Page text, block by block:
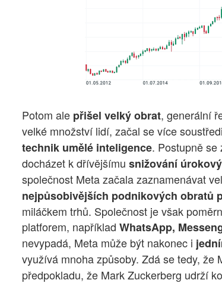
Potom ale přišel velký obrat, generální
velké množství lidí, začal se více
technik umělé inteligence. Postupně se
docházet k dřívějšímu snižování
společnost Meta začala zaznamenávat
nejpůsobivějších podnikových obratů
miláčkem trhů. Společnost je však
platforem, například WhatsApp,
nevypadá, Meta může být nakonec i
využívá mnoha způsoby. Zdá se tedy, že
předpokladu, že Mark Zuckerberg udrží